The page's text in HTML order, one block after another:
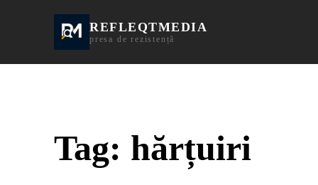
REFLEQTMEDIA
presa de rezistență
Tag: hărțuiri